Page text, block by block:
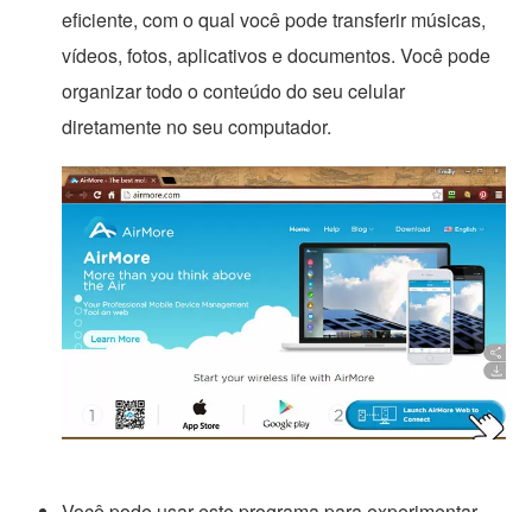
eficiente, com o qual você pode transferir músicas,
vídeos, fotos, aplicativos e documentos. Você pode
organizar todo o conteúdo do seu celular
diretamente no seu computador.